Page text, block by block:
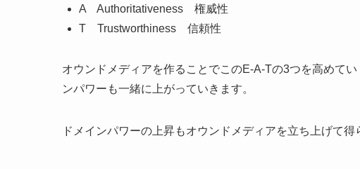
A Authoritativeness 権威性
T Trustworthiness 信頼性
オウンドメディアを作ることでこのE-A-Tの3つを高めて
ンパワーも一緒に上がっていきます。
ドメインパワーの上昇もオウンドメディアを立ち上げて得